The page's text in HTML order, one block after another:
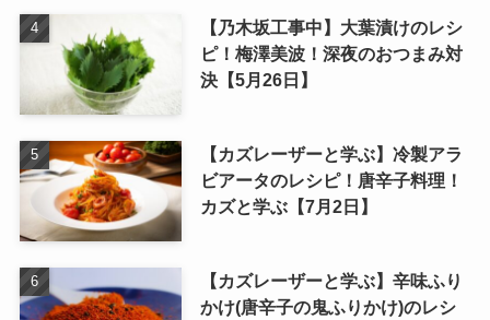
【乃木坂工事中】大葉漬けのレシ
ピ！梅澤美波！深夜のおつまみ対
決【5月26日】
【カズレーザーと学ぶ】冷製アラ
ビアータのレシピ！唐辛子料理！
カズと学ぶ【7月2日】
【カズレーザーと学ぶ】辛味ふり
かけ(唐辛子の鬼ふりかけ)のレシ